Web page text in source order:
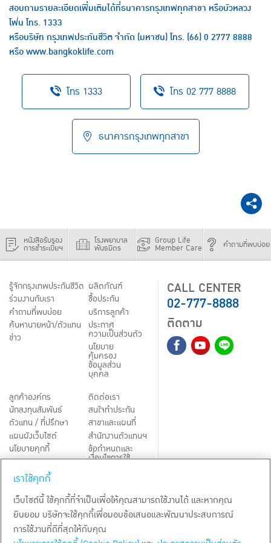
สอบถามรายละเอียดเพิ่มเติมได้ที่ธนาคารกรุงเทพทุกสาขา หรือบัวหลวง
โฟน โทร. 1333
หรือบริษัท กรุงเทพประกันชีวิต จำกัด (มหาชน) โทร. (66) 0 2777 8888
หรือwww.bangkoklife.com
โทร 1333 โทร 02 777 8888
ธนาคารกรุงเทพทุกสาขา
หนังสือรับรอง
การชำระเบี้ยฯ
โรงพยาบาล
พันธมิตร
Group Life
Member Care คำถามที่พบบ่อย
รู้จักกรุงเทพประกันชีวิต
ร่วมงานกับเรา
คำถามที่พบบ่อย
ค้นหานายหน้า/ตัวแทน
ข่าว
ผลิตภัณฑ์
ชื้อประกัน
บริการลูกค้า
ประกาศ
ความเป็นส่วนตัว
นโยบาย
คุ้มครอง
ข้อมูลส่วน
บุคคล
ลูกค้าองค์กร
นักลงทุนสัมพันธ์
ตัวแทน / ที่ปรึกษา
แผนผังเว็บไซต์
นโยบายคุกกี้
Third-Party Notices
ติดต่อเรา
สนใจทำประกัน
สาขาและแผนที่
สำนักงานตัวแทนฯ
ข้อกำหนดและ
เงื่อนไขการใช้
CALL CENTER
02-777-8888
ติดตาม
TH EN
สงวนลิขสิทธิ์ พ.ศ.2569
เราใช้คุกกี้
เว็บไซต์นี้ ใช้คุกกี้ที่จำเป็นเพื่อให้คุณสามารถใช้งานได้ และหากคุณ
ยินยอม บริษัทจะใช้คุกกี้เพื่อมอบข้อเสนอและพัฒนาประสบการณ์
การใช้งานที่ดีที่สุดให้กับคุณ